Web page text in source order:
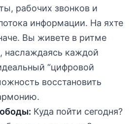
рабочих звонков и
информации. На яхте
Вы живете в ритме
наслаждаясь каждой
“цифровой
восстановить
Куда пойти сегодня?